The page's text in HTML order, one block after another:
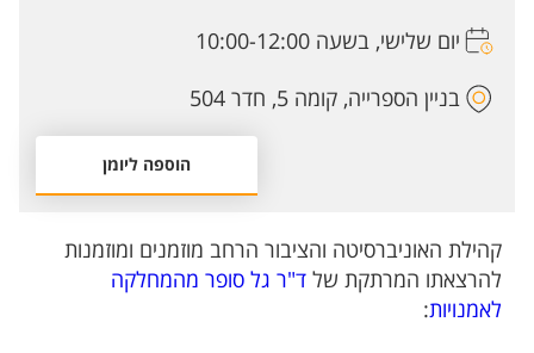
יום שלישי, בשעה 10:00-12:00
בניין הספרייה, קומה 5, חדר 504
הוספה ליומן
קהילת האוניברסיטה והציבור הרחב מוזמנים ומוזמנות
להרצאתו המרתקת שלד"ר גל סופר מהמחלקה
לאמנויות: